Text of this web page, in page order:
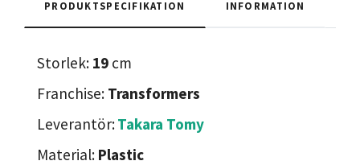
PRODUKTSPECIFIKATION INFORMATION
Storlek: 19 cm
Franchise: Transformers
Leverantör:Takara Tomy
Material: Plastic